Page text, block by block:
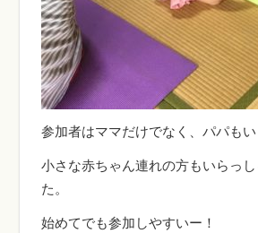
参加者はママだけでなく、パパもい
小さな赤ちゃん連れの方もいらっ
た。
始めてでも参加しやすいー！